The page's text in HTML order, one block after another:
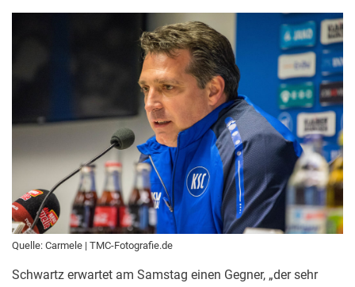
Quelle: Carmele | TMC-Fotografie.de
Schwartz erwartet am Samstag einen Gegner, „der sehr